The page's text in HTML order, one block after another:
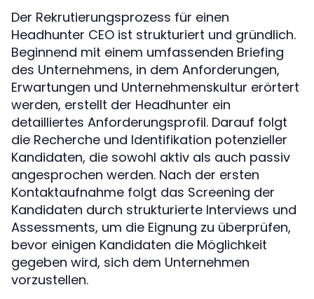
Der Rekrutierungsprozess für einen
Headhunter CEO ist strukturiert und gründlich.
Beginnend mit einem umfassenden Briefing
des Unternehmens, in dem Anforderungen,
Erwartungen und Unternehmenskultur erörtert
werden, erstellt der Headhunter ein
detailliertes Anforderungsprofil. Darauf folgt
die Recherche und Identifikation potenzieller
Kandidaten, die sowohl aktiv als auch passiv
angesprochen werden. Nach der ersten
Kontaktaufnahme folgt das Screening der
Kandidaten durch strukturierte Interviews und
Assessments, um die Eignung zu überprüfen,
bevor einigen Kandidaten die Möglichkeit
gegeben wird, sich dem Unternehmen
vorzustellen.